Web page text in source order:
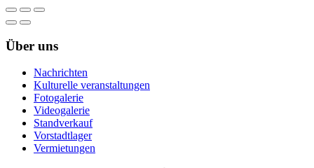
Über uns
Nachrichten
Kulturelle veranstaltungen
Fotogalerie
Videogalerie
Standverkauf
Vorstadtlager
Vermietungen